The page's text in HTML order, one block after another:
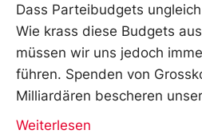
Dass Parteibudgets
Wie krass diese Budgets
müssen wir uns jedoch
führen. Spenden von
Milliardären bescheren
Weiterlesen